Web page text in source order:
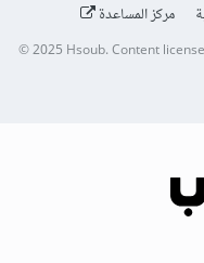
مركز المساعدة
© 2025Hsoub.Content